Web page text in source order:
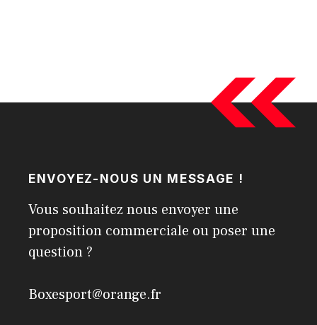
ENVOYEZ-NOUS UN MESSAGE !
Vous souhaitez nous envoyer une
proposition commerciale ou poser une
question ?
Boxesport@orange.fr